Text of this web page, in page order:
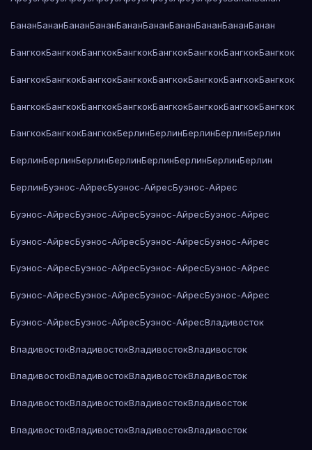
БананБананБананБананБананБананБананБананБананБанан
БангкокБангкокБангкокБангкокБангкокБангкокБангкокБангкок
БангкокБангкокБангкокБангкокБангкокБангкокБангкокБангкок
БангкокБангкокБангкокБангкокБангкокБангкокБангкокБангкок
БангкокБангкокБангкокБерлинБерлинБерлинБерлинБерлин
БерлинБерлинБерлинБерлинБерлинБерлинБерлинБерлин
БерлинБуэнос-АйресБуэнос-АйресБуэнос-Айрес
Буэнос-АйресБуэнос-АйресБуэнос-АйресБуэнос-Айрес
Буэнос-АйресБуэнос-АйресБуэнос-АйресБуэнос-Айрес
Буэнос-АйресБуэнос-АйресБуэнос-АйресБуэнос-Айрес
Буэнос-АйресБуэнос-АйресБуэнос-АйресБуэнос-Айрес
Буэнос-АйресБуэнос-АйресБуэнос-АйресВладивосток
ВладивостокВладивостокВладивостокВладивосток
ВладивостокВладивостокВладивостокВладивосток
ВладивостокВладивостокВладивостокВладивосток
ВладивостокВладивостокВладивостокВладивосток